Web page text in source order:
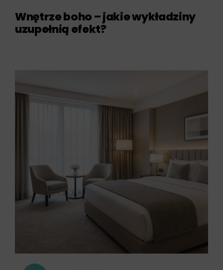
Wnętrze boho – jakie wykładziny
uzupełnią efekt?